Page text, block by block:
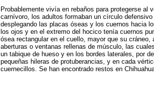
Probablemente vivía en rebaños para protegerse al
carnívoro, los adultos formaban un círculo
desplegando las placas óseas y los cuernos hacia
los ojos y en el extremo del hocico tenía cuernos
ósea rectangular en el cuello, mayor que su cráneo,
aberturas o ventanas rellenas de músculo, las
un tabique de hueso y en los bordes laterales, por
pequeñas hileras de protuberancias, y en cada
cuernecillos. Se han encontrado restos en